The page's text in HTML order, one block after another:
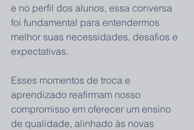
e no perfil dos alunos, essa conversa
foi fundamental para entendermos
melhor suas necessidades, desafios e
expectativas.
Esses momentos de troca e
aprendizado reafirmam nosso
compromisso em oferecer um ensino
de qualidade, alinhado às novas